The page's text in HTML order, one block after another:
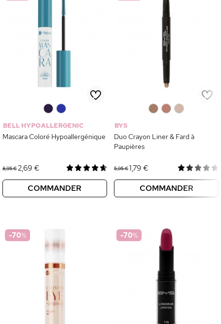
BELL HYPOALLERGENIC
Mascara Coloré Hypoallergénique
8,95 €2,69 €
COMMANDER
BYS
Duo Crayon Liner & Fard à
Paupières
5,95 €1,79 €
COMMANDER
-70% -70%